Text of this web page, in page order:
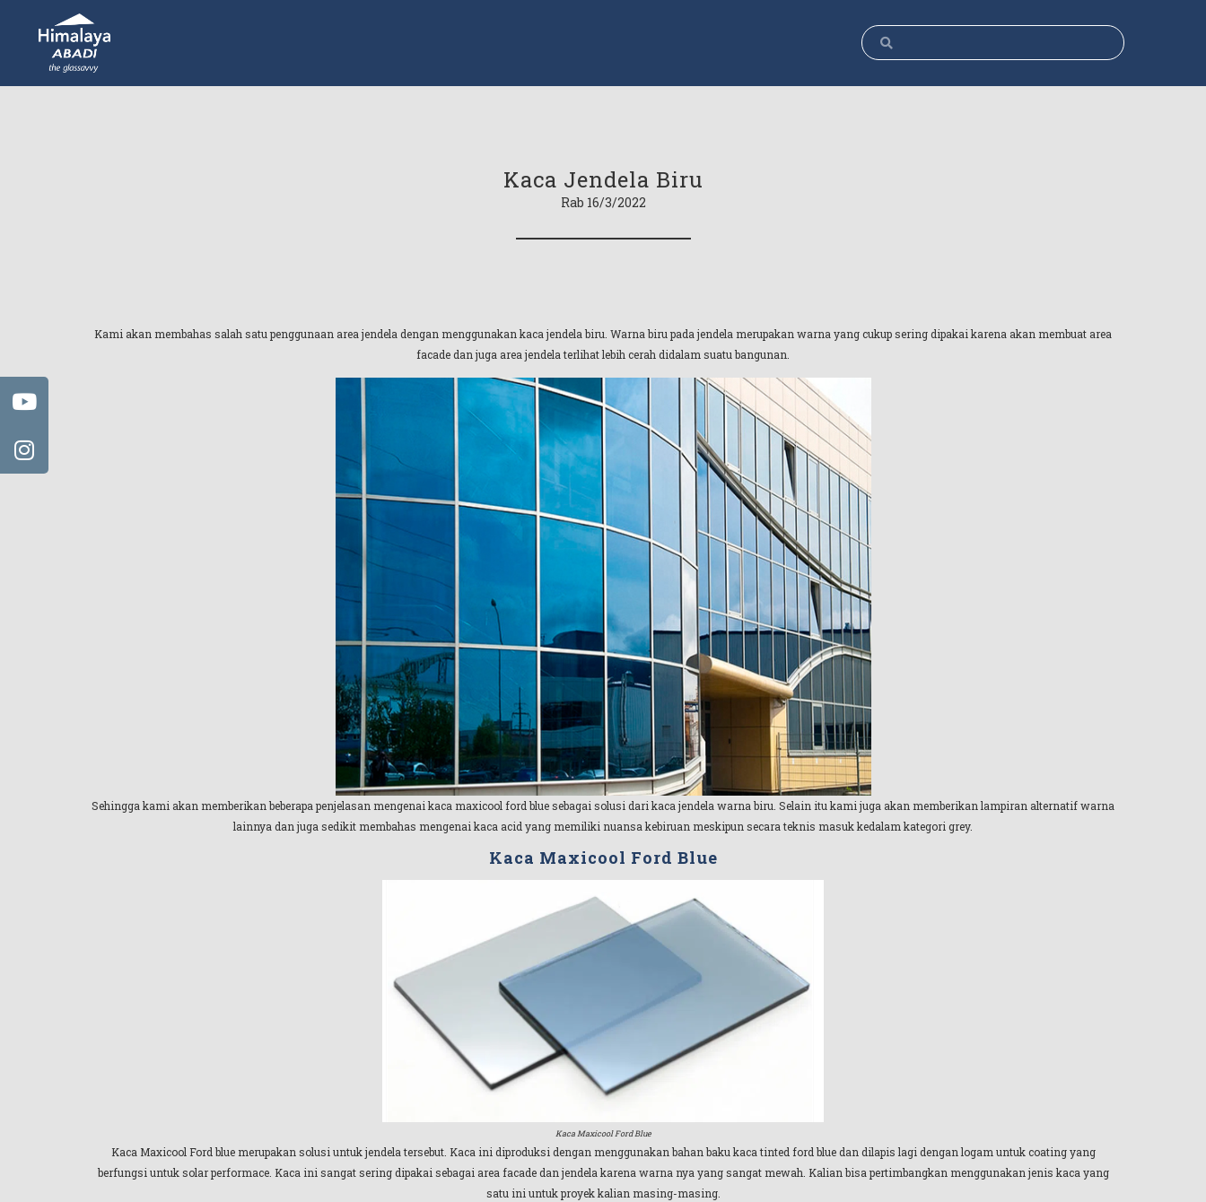
Kaca Jendela Biru
Rab 16/3/2022
Kami akan membahas salah satu penggunaan area jendela dengan menggunakan kaca jendela biru. Warna biru pada jendela merupakan warna yang cukup sering dipakai karena akan membuat area
facade dan juga area jendela terlihat lebih cerah didalam suatu bangunan.
Sehingga kami akan memberikan beberapa penjelasan mengenai kaca maxicool ford blue sebagai solusi dari kaca jendela warna biru. Selain itu kami juga akan memberikan lampiran alternatif warna
lainnya dan juga sedikit membahas mengenai kaca acid yang memiliki nuansa kebiruan meskipun secara teknis masuk kedalam kategori grey.
Kaca Maxicool Ford Blue
Kaca Maxicool Ford Blue
Kaca Maxicool Ford blue merupakan solusi untuk jendela tersebut. Kaca ini diproduksi dengan menggunakan bahan baku kaca tinted ford blue dan dilapis lagi dengan logam untuk coating yang
berfungsi untuk solar performace. Kaca ini sangat sering dipakai sebagai area facade dan jendela karena warna nya yang sangat mewah. Kalian bisa pertimbangkan menggunakan jenis kaca yang
satu ini untuk proyek kalian masing-masing.